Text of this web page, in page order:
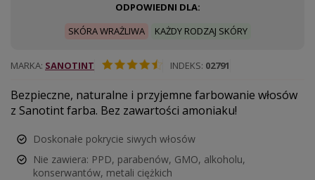
ODPOWIEDNI DLA:
SKÓRA WRAŻLIWA
KAŻDY RODZAJ SKÓRY
INDEKS 02791
MARKA SANOTINT
Bezpieczne, naturalne i przyjemne farbowanie włosów
z Sanotint farba. Bez zawartości amoniaku!
Doskonałe pokrycie siwych włosów
Nie zawiera: PPD, parabenów, GMO, alkoholu,
konserwantów, metali ciężkich